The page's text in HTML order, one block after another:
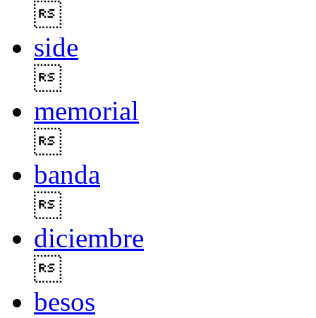
side
memorial
banda
diciembre
besos